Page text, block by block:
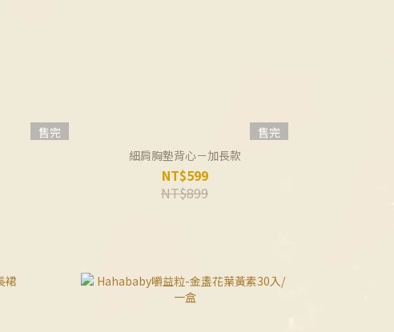
售完
售完
細肩胸墊背心－加長款
NT$599
NT$899